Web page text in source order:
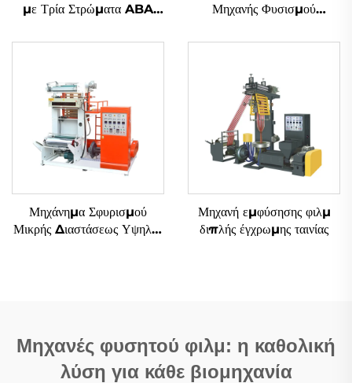
με Τρία Στρώματα ABA
Μηχανής Φυσισμού
Μηχάνημα Σφυρισμού
Μικρής Διαστάσεως Υψηλής
Μηχανή εμφύσησης φιλμ
διπλής έγχρωμης ταινίας
Μηχανές φυσητού φιλμ: η καθολική
λύση για κάθε βιομηχανία